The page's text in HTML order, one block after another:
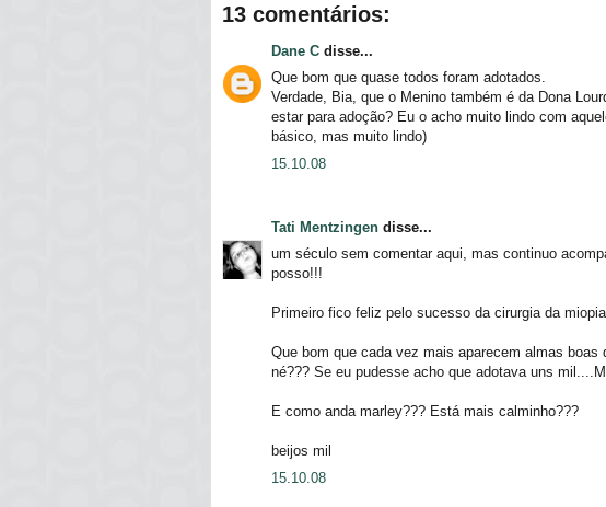
13 comentários:
Dane C disse...
Que bom que quase todos foram adotados.
Verdade, Bia, que o Menino também é da Dona
estar para adoção? Eu o acho muito lindo com
básico, mas muito lindo)
15.10.08
Tati Mentzingen disse...
um século sem comentar aqui, mas continuo
posso!!!
Primeiro fico feliz pelo sucesso da cirurgia da
Que bom que cada vez mais aparecem almas
né??? Se eu pudesse acho que adotava uns
E como anda marley??? Está mais calminho???
beijos mil
15.10.08